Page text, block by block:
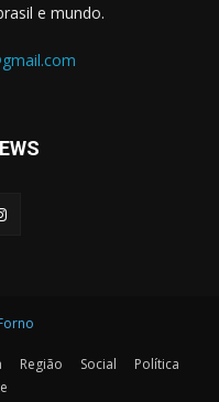
e mundo.
Região Social
Política